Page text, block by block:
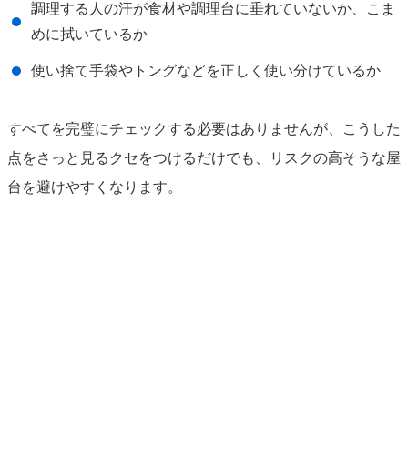
調理する人の汗が食材や調理台に垂れていないか、こま
めに拭いているか
使い捨て手袋やトングなどを正しく使い分けているか
すべてを完璧にチェックする必要はありませんが、こうした
点をさっと見るクセをつけるだけでも、リスクの高そうな屋
台を避けやすくなります。